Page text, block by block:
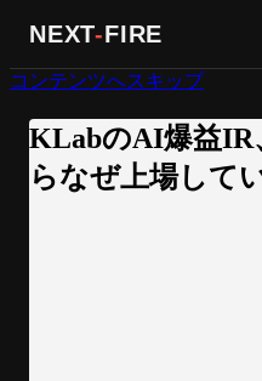
NEXT-FIRE
コンテンツへスキップ
KLabのAI爆益IR
らなぜ上場して